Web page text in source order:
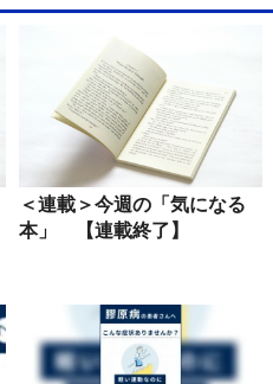
＜連載＞今週の「気になる
本」 【連載終了】